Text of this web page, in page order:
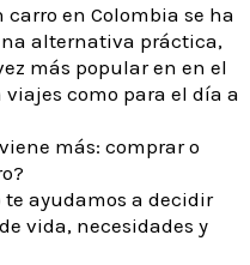
en Colombia se ha
alternativa práctica,
más popular en en el
como para el día a
más: comprar o
ayudamos a decidir
vida, necesidades y